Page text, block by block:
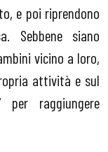
e poi riprendono
Sebbene siano
vicino a loro,
attività e sul
per raggiungere